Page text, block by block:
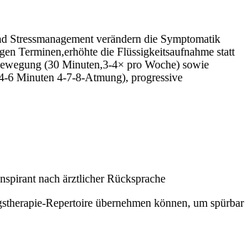
verändern die Symptomatik
Terminen,erhöhte ⁢die Flüssigkeitsaufnahme statt
⁤(30‌ Minuten,3-4× pro Woche)⁤ sowie
6 Minuten 4‑7‑8-Atmung), progressive
nach ärztlicher Rücksprache
übernehmen‌ können, um spürbar